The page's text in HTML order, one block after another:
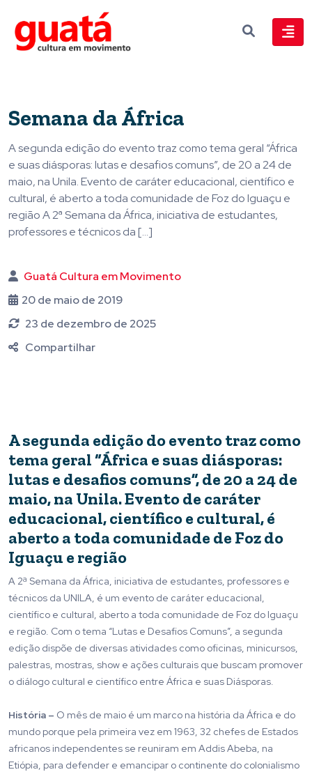
Semana da África
A segunda edição do evento traz como tema geral “África
e suas diásporas: lutas e desafios comuns”, de 20 a 24 de
maio, na Unila. Evento de caráter educacional, científico e
cultural, é aberto a toda comunidade de Foz do Iguaçu e
região A 2ª Semana da África, iniciativa de estudantes,
professores e técnicos da […]
Guatá Cultura em Movimento
20 de maio de 2019
23 de dezembro de 2025
Compartilhar
A segunda edição do evento traz como
tema geral “África e suas diásporas:
lutas e desafios comuns”, de 20 a 24 de
maio, na Unila. Evento de caráter
educacional, científico e cultural, é
aberto a toda comunidade de Foz do
Iguaçu e região
A 2ª Semana da África, iniciativa de estudantes, professores e
técnicos da UNILA, é um evento de caráter educacional,
científico e cultural, aberto a toda comunidade de Foz do Iguaçu
e região. Com o tema “Lutas e Desafios Comuns”, a segunda
edição dispõe de diversas atividades como oficinas, minicursos,
palestras, mostras, show e ações culturais que buscam promover
o diálogo cultural e científico entre África e suas Diásporas.
História – O mês de maio é um marco na história da África e do
mundo porque pela primeira vez em 1963, 32 chefes de Estados
africanos independentes se reuniram em Addis Abeba, na
Etiópia, para defender e emancipar o continente do colonialismo